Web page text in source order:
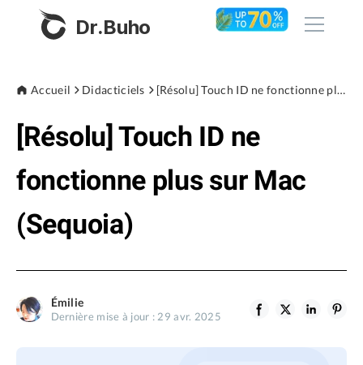
Dr.Buho
Produits
BuhoCleaner
BuhoRepair
BuhoLaunchpad
Boutique
Blog
L'entreprise
Accueil Didacticiels [Résolu] Touch ID ne fonctionne plus sur Mac (Sequoia)
[Résolu] Touch ID ne
fonctionne plus sur Mac
(Sequoia)
Émilie
Dernière mise à jour : 29 avr. 2025